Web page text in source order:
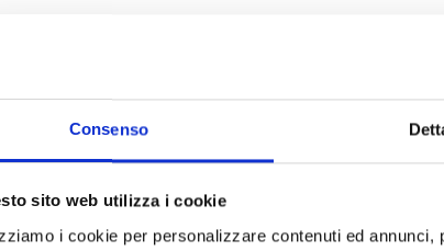
Consenso
sito web utilizza i cookie
i cookie per personalizzare contenuti ed
dei cantautori genovesi non manca una
universale della cultura musicale
Enzo Tortora nel 1972 alla Fiera del Mare,
e Reverberi. Numerose sono state, nel
anteprima delle partite del Genoa, a
attraversa anche ambiti meno
Carlo Felice con la messa in scena di
straordinario di contaminazione tra